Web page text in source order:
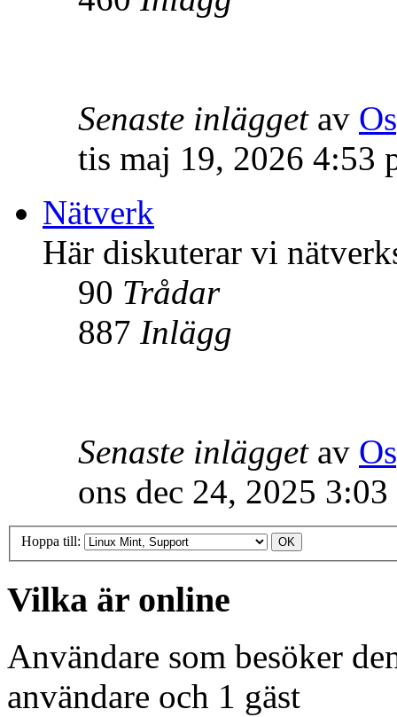
Senaste inläggetav
tis maj 19, 2026 4:53
Nätverk
Här diskuterar vi
90 Trådar
887 Inlägg
Senaste inläggetav
ons dec 24, 2025
Hoppa till:
Vilka är online
Användare som besöker
användare och 1 gäst